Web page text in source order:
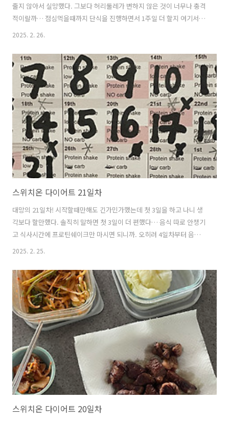
줄지 않아서 실망했다. 그보다 허리둘레가 변하지 않은 것이 너무나 충격
적이랄까… 점심먹을때까지 단식을 진행하면서 1주일 더 할지 여기서 멈
출지 고민했는데 이왕 여기까지 한 거 3주차 반복으로 한 주 더 하고 다음
이어서 할 거라 생활에 큰 변화는 없겠지만 그래도 속세음식을 조금씩 즐
겨가며 다이어트를 진행하고 싶다. 오늘부터 저녁양을 줄이기로 한 다짐
이 무색하게 저녁을 양껏 먹어줬다. 그리고 양심에 찔려서 집에서 홈트영
샅 두개까지 ✌️오늘의 요약아침 x점심 1시 새우포케간식 4시 프로틴쉐이
크저녁 6시 30분 수육, 양배추찜, 김치운동아침: 공복 인클라인 걷기 40..
2025. 2. 26.
스위치온 다이어트 21일차
대망의 21일차! 시작할때만해도 긴가민가했는데 첫 3일을 하고 나니 생
각보다 할만했다. 솔직히 말하면 첫 3일이 더 편했다… 음식 따로 안챙기
고 식사시간에 프로틴쉐이크만 마시면 되니까. 오히려 4일차부터 음식을
먹으면서 진짜 양에 상관없이 먹어도 되나..? 계속 생각하고 의심하고 차
이 얼마나 빠졌는지는 잘 모르겠다. 중요한건 아직까지 눈바디로 확실히
보이는 변화는 없다는 것… 그래서 몸무게라도 줄었으면 좋겠는데 사실
유지만 해도 2.3kg나 빠진 거니까. 나쁘지 않다고 생각하려고 노력중이
다. 근육이 붙고 있는 중인 거겠지!!하는 마음으로…. 오늘은 스위치온 다
이어트의 3번째 단식을 진행하고 있다. 확실히 단식도 할수록 할만해지
는 것 같..
2025. 2. 25.
스위치온 다이어트 20일차